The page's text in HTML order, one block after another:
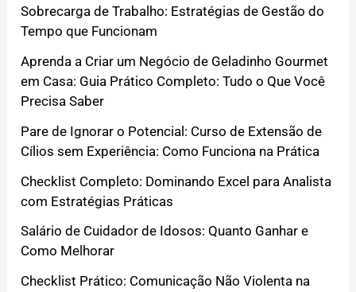
Sobrecarga de Trabalho: Estratégias de Gestão do
Tempo que Funcionam
Aprenda a Criar um Negócio de Geladinho Gourmet
em Casa: Guia Prático Completo: Tudo o Que Você
Precisa Saber
Pare de Ignorar o Potencial: Curso de Extensão de
Cílios sem Experiência: Como Funciona na Prática
Checklist Completo: Dominando Excel para Analista
com Estratégias Práticas
Salário de Cuidador de Idosos: Quanto Ganhar e
Como Melhorar
Checklist Prático: Comunicação Não Violenta na